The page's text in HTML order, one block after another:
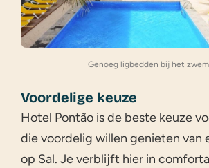
Genoeg ligbedden bij het
Voordelige keuze
Hotel Pontão is de beste keuze
die voordelig willen genieten van
op Sal. Je verblijft hier in